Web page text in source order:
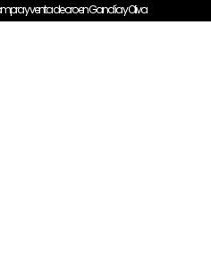
y venta de oro en Gandía y Oliva